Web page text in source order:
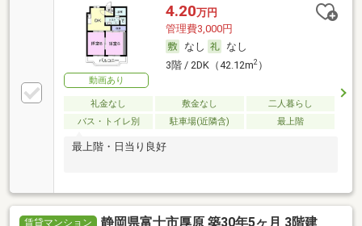
動画あり
4.20万円
管理費3,000円
なし
なし
3階 / 2DK（42.12m2）
礼金なし 敷金なし
二人暮らし
バス・トイレ別
駐車場(近隣含) 最上階
最上階・日当り良好
賃貸マンション 静岡県富士市厚原 築30年5ヶ月 3階建